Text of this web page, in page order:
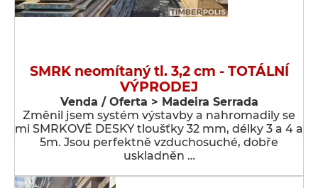
SMRK neomítaný tl. 3,2 cm - TOTÁLNÍ
VÝPRODEJ
Venda / Oferta > Madeira Serrada
Změnil jsem systém výstavby a nahromadily se
mi SMRKOVÉ DESKY tloušťky 32 mm, délky 3 a 4 a
5m. Jsou perfektně vzduchosuché, dobře
uskladněn …